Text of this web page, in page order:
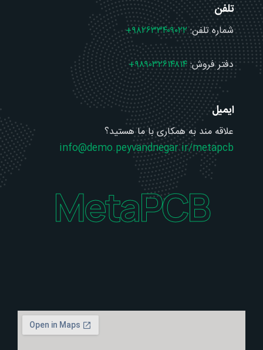
تلفن
شماره تلفن:۹۸۲۶۳۳۴۰۹۰۲۲+
دفتر فروش:۹۸۹۰۳۲۶۱۴۸۱۴+
ایمیل
علاقه مند به همکاری با ما هستید؟
info@demo.peyvandnegar.ir/metapcb
MetaPCB